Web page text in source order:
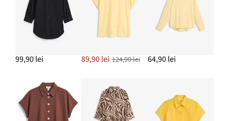
ADAUGĂ ÎN COȘ
Cercei creolen
Pantaloni Marlene din amestec fluid de viscoză
159,90 lei
ADAUGĂ ÎN COȘ
99,90 lei 89,90 lei 124,90 lei 64,90 lei